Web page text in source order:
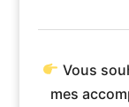
Vous
mes